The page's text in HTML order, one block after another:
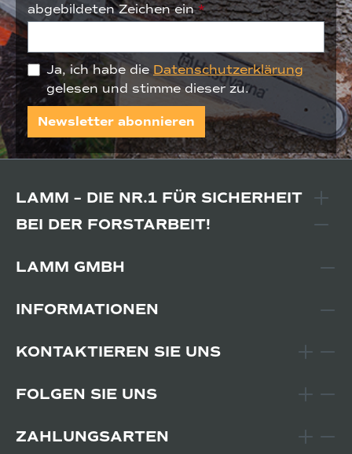
abgebildeten Zeichen ein*
Ja, ich habe die Datenschutzerklärung
gelesen und stimme dieser zu.
Newsletter abonnieren
LAMM – DIE NR.1 FÜR SICHERHEIT
BEI DER FORSTARBEIT!
LAMM GMBH
INFORMATIONEN
KONTAKTIEREN SIE UNS
FOLGEN SIE UNS
ZAHLUNGSARTEN